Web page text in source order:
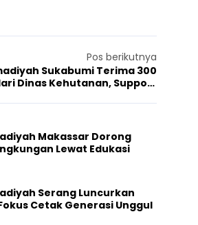
Pos berikutnya
Sukabumi Terima 300
Dinas Kehutanan, Support
Makassar Dorong
Lewat Edukasi
Serang Luncurkan
Cetak Generasi Unggul